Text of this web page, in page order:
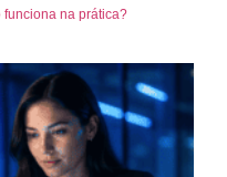
funciona na prática?